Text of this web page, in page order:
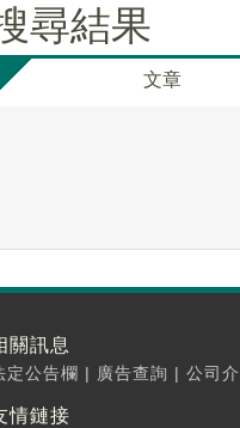
尋結果
文章
關訊息
定公告欄 | 廣告查詢 | 公司
情鏈接